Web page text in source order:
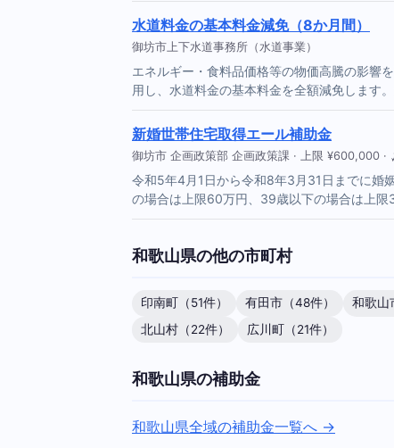
水道料金の基本料金減免（8か月間）
御坊市上下水道事務所（水道事業）
エネルギー・食料品価格等の物価高騰の影響
用し、水道料金の基本料金を全額減免します
新婚世帯住宅取得エール補助金
御坊市 企画政策部 企画政策課 · 上限 ¥600,000
令和5年4月1日から令和8年3月31日までに婚
の場合は上限60万円、39歳以下の場合は上限
和歌山県の他の市町村
印南町（51件） 有田市（48件） 和歌山
北山村（22件）
広川町（21件）
和歌山県の補助金
和歌山県全域の補助金一覧へ →